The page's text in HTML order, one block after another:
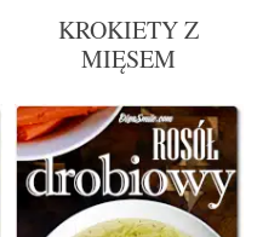
KROKIETY Z
MIĘSEM